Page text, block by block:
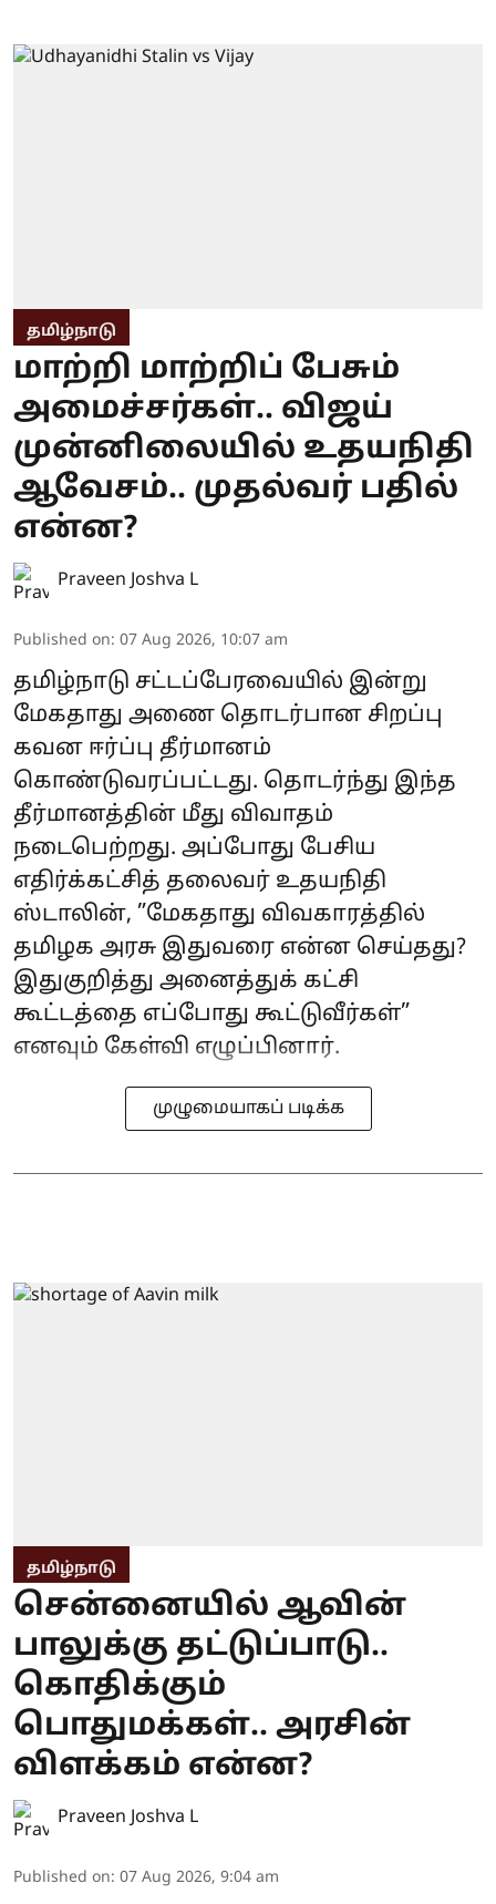
தமிழ்நாடு
மாற்றி மாற்றிப் பேசும்
அமைச்சர்கள்.. விஜய்
முன்னிலையில் உதயநிதி
ஆவேசம்.. முதல்வர் பதில்
என்ன?
Praveen Joshva L
Published on: 07 Aug 2026, 10:07 am
தமிழ்நாடு சட்டப்பேரவையில் இன்று
மேகதாது அணை தொடர்பான சிறப்பு
கவன ஈர்ப்பு தீர்மானம்
கொண்டுவரப்பட்டது. தொடர்ந்து இந்த
தீர்மானத்தின் மீது விவாதம்
நடைபெற்றது. அப்போது பேசிய
எதிர்க்கட்சித் தலைவர் உதயநிதி
ஸ்டாலின், ”மேகதாது விவகாரத்தில்
தமிழக அரசு இதுவரை என்ன செய்தது?
இதுகுறித்து அனைத்துக் கட்சி
கூட்டத்தை எப்போது கூட்டுவீர்கள்”
எனவும் கேள்வி எழுப்பினார்.
முழுமையாகப் படிக்க
தமிழ்நாடு
சென்னையில் ஆவின்
பாலுக்கு தட்டுப்பாடு..
கொதிக்கும்
பொதுமக்கள்.. அரசின்
விளக்கம் என்ன?
Praveen Joshva L
Published on: 07 Aug 2026, 9:04 am